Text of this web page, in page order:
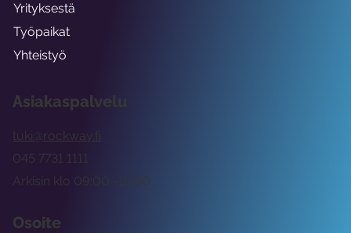
Asiakaspalvelu
tuki@rockway.fi
Arkisin klo 09:00 -15:00
045 7731 1111
Osoite
Yrityksestä
Työpaikat
Yhteistyö